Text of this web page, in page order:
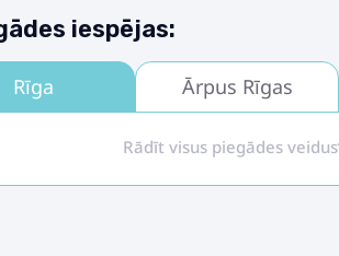
iespējas:
Rīga Ārpus Rīgas
Rādīt visus piegādes veidus